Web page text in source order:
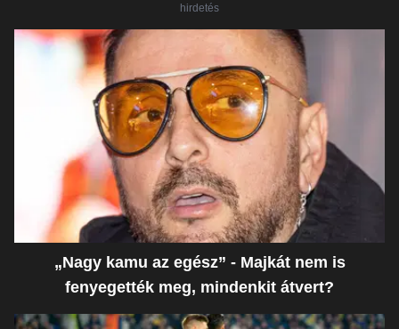
hirdetés
„Nagy kamu az egész” - Majkát nem is
fenyegették meg, mindenkit átvert?